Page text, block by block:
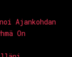
Ajankohdan
On